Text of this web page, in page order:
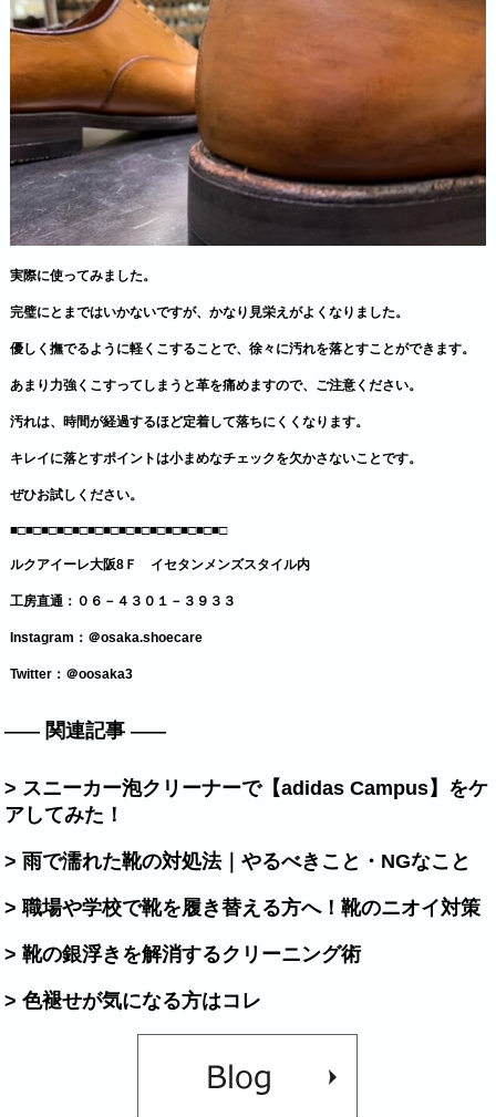
実際に使ってみました。
完璧にとまではいかないですが、かなり見栄えがよくなりました。
優しく撫でるように軽くこすることで、徐々に汚れを落とすことができます。
あまり力強くこすってしまうと革を痛めますので、ご注意ください。
汚れは、時間が経過するほど定着して落ちにくくなります。
キレイに落とすポイントは小まめなチェックを欠かさないことです。
ぜひお試しください。
■□■□■□■□■□■□■□■□■□■□■□■□■□■□
ルクアイーレ大阪8Ｆ イセタンメンズスタイル内
工房直通：０６－４３０１－３９３３
Instagram： ＠osaka.shoecare
Twitter： ＠oosaka3
関連記事
> スニーカー泡クリーナーで【adidas Campus】をケ
アしてみた！
> 雨で濡れた靴の対処法｜やるべきこと・NGなこと
> 職場や学校で靴を履き替える方へ！靴のニオイ対策
> 靴の銀浮きを解消するクリーニング術
> 色褪せが気になる方はコレ